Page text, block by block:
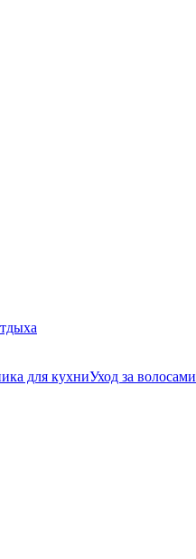
для кухниУход за волосами